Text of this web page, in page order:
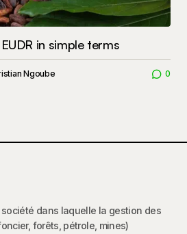
in simple terms
Ngoube 0
dans laquelle la gestion des
forêts, pétrole, mines)